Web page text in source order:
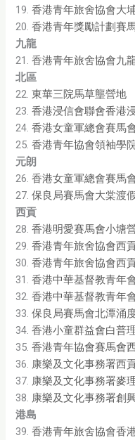
19.香港青年旅舍協會大
20.香港青年獎勵計劃賽
九龍
21.香港青年旅舍協會九
北區
22.東華三院馬草壟營地
23.香港浸信會聯會香港
24.香港女童軍總會賽馬
25.香港青年協會領袖學
元朗
26.香港女童軍總會賽馬
27.保良局賽馬會大棠渡
西貢
28.香港明愛賽馬會小塘
29.香港青年旅舍協會西
30.香港青年旅舍協會西
31.香港中華基督教青年
32.香港中華基督教青年
33.保良局賽馬會北潭涌
34.香港小童群益會白普
35.香港青年協會賽馬會
36. 康樂及文化事務署西
37. 康樂及文化事務署麥
38. 康樂及文化事務署創
港島
39.香港青年旅舍協會香